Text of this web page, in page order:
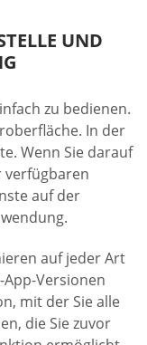
UND
zu bedienen.
In der
Wenn Sie darauf
verfügbaren
auf der
auf jeder Art
Versionen
mit der Sie alle
die Sie zuvor